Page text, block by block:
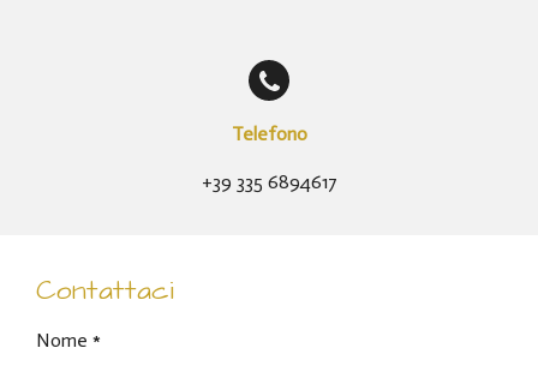
Telefono
+39 335 6894617
Contattaci
Nome *